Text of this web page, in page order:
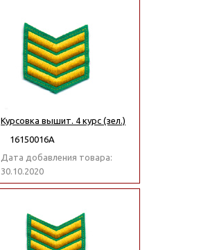
Курсовка вышит. 4 курс (зел.)
16150016А
Дата добавления товара:
30.10.2020